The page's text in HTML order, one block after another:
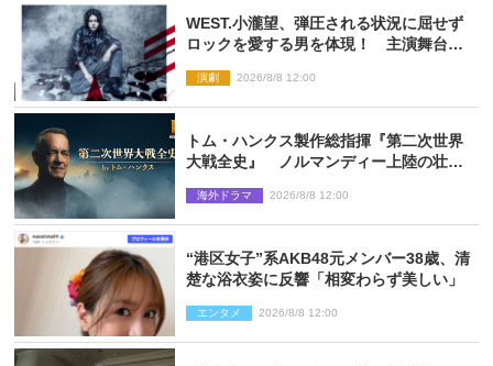
WEST.小瀧望、弾圧される状況に屈せず
ロックを愛する男を体現！ 主演舞台
演劇 2026/8/8 12:00
トム・ハンクス製作総指揮『第二次世界
大戦全史』 ノルマンディー上陸の壮絶
海外ドラマ 2026/8/8 12:00
“港区女子”系AKB48元メンバー38歳、清
楚な浴衣姿に反響「相変わらず美しい」
エンタメ 2026/8/8 12:00